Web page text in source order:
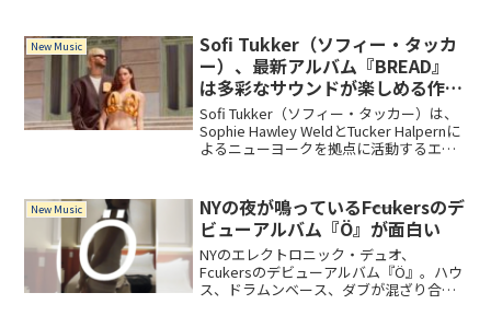
解釈で表現した作品。
New Music
Sofi Tukker（ソフィー・タッカ
ー）、最新アルバム『BREAD』
は多彩なサウンドが楽しめる作品
に！
Sofi Tukker（ソフィー・タッカー）は、
Sophie Hawley WeldとTucker Halpernに
よるニューヨークを拠点に活動するエレ
スタイルを反映しており、ダンスとポジ
ティブなバイブスが詰まった作品です。
New Music
NYの夜が鳴っている――Fcukersのデ
ビューアルバム『Ö』が面白い
NYのエレクトロニック・デュオ、
Fcukersのデビューアルバム『Ö』。ハウ
ス、ドラムンベース、ダブが混ざり合う